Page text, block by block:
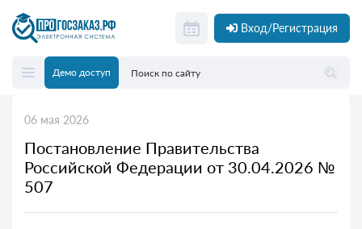
Вход/Регистрация
Демо доступ
06 мая 2026
Постановление Правительства
Российской Федерации от 30.04.2026 №
507